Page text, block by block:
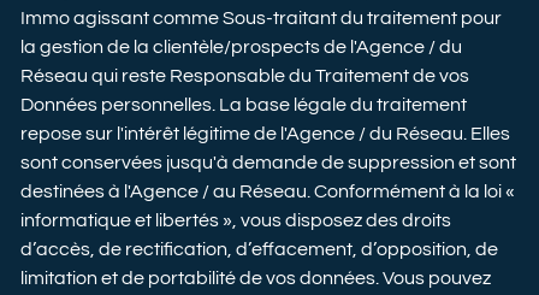
Immo agissant comme Sous-traitant du traitement pour
la gestion de la clientèle/prospects de l'Agence / du
Réseau qui reste Responsable du Traitement de vos
Données personnelles. La base légale du traitement
repose sur l'intérêt légitime de l'Agence / du Réseau. Elles
sont conservées jusqu'à demande de suppression et sont
destinées à l'Agence / au Réseau. Conformément à la loi «
informatique et libertés », vous disposez des droits
d’accès, de rectification, d’effacement, d’opposition, de
limitation et de portabilité de vos données. Vous pouvez